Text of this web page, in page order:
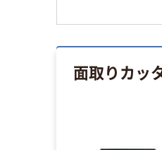
面取りカッ